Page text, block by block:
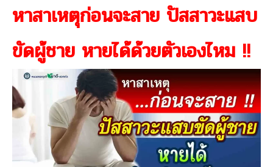
หาสาเหตุก่อนจะสาย ปัสสาวะแสบ
ขัดผู้ชาย หายได้ด้วยตัวเองไหม !!